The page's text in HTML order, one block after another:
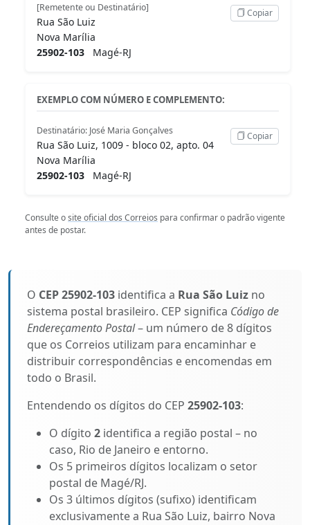
[Remetente ou Destinatário]
Rua São Luiz
Nova Marília
25902-103 Magé-RJ
Copiar
EXEMPLO COM NÚMERO E COMPLEMENTO:
Destinatário: José Maria Gonçalves
Rua São Luiz, 1009 - bloco 02, apto. 04
Nova Marília
25902-103 Magé-RJ
Copiar
Consulte osite oficial dos Correios para confirmar o padrão vigente
antes de postar.
O CEP 25902-103 identifica a Rua São Luiz no
sistema postal brasileiro. CEP significa Código de
Endereçamento Postal– um número de 8 dígitos
que os Correios utilizam para encaminhar e
distribuir correspondências e encomendas em
todo o Brasil.
Entendendo os dígitos do CEP 25902-103:
O dígito 2 identifica a região postal – no
caso, Rio de Janeiro e entorno.
Os 5 primeiros dígitos localizam o setor
postal de Magé/RJ.
Os 3 últimos dígitos (sufixo) identificam
exclusivamente a Rua São Luiz, bairro Nova